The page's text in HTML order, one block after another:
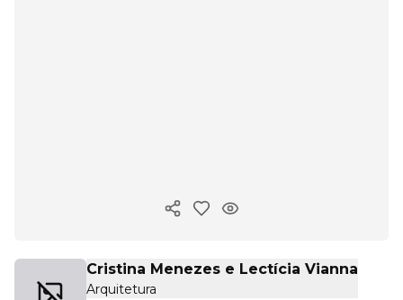
Copiar enlace
Cristina Menezes e Lectícia Vianna
Arquitetura